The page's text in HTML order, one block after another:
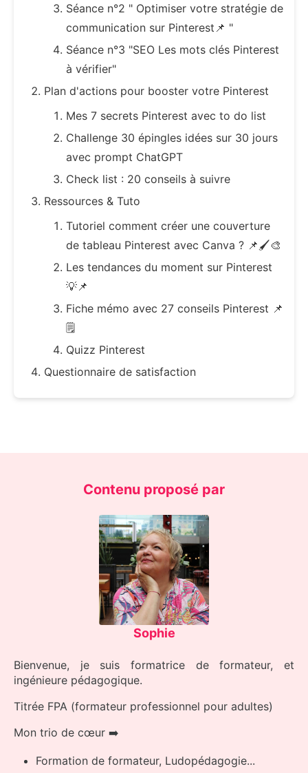
Séance n°2 " Optimiser votre stratégie de
communication sur Pinterest📌 "
Séance n°3 "SEO Les mots clés Pinterest
à vérifier"
Plan d'actions pour booster votre Pinterest
Mes 7 secrets Pinterest avec to do list
Challenge 30 épingles idées sur 30 jours
avec prompt ChatGPT
Check list : 20 conseils à suivre
Ressources & Tuto
Tutoriel comment créer une couverture
de tableau Pinterest avec Canva ? 📌🖌️🎨
Les tendances du moment sur Pinterest
💡📌
Fiche mémo avec 27 conseils Pinterest 📌
🗒️
Quizz Pinterest
Questionnaire de satisfaction
Contenu proposé par
Sophie
Bienvenue, je suis formatrice de formateur, et
ingénieure pédagogique.
Titrée FPA (formateur professionnel pour adultes)
Mon trio de cœur ➡️
Formation de formateur, Ludopédagogie...